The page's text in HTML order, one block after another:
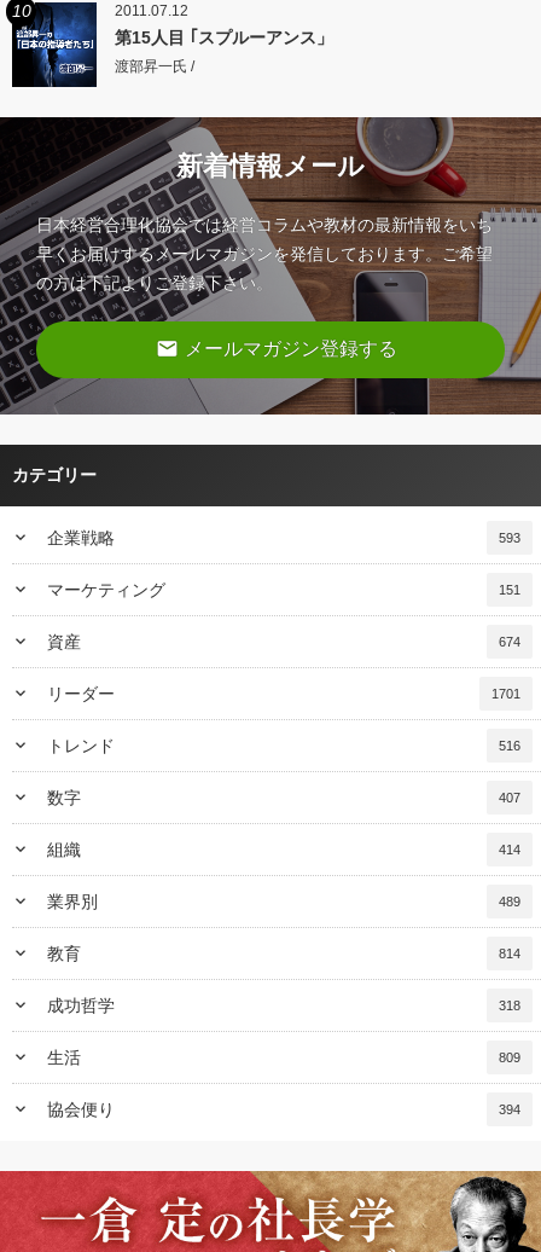
10 2011.07.12
第15人目 ｢スプルーアンス」
渡部昇一氏 /
新着情報メール
日本経営合理化協会では経営コラムや教材の最新情報をいち
早くお届けするメールマガジンを発信しております。ご希望
の方は下記よりご登録下さい。
email メールマガジン登録する
カテゴリー
keyboard_arrow_down 企業戦略 593
keyboard_arrow_down マーケティング 151
keyboard_arrow_down 資産 674
keyboard_arrow_down リーダー 1701
keyboard_arrow_down トレンド 516
keyboard_arrow_down 数字 407
keyboard_arrow_down 組織 414
keyboard_arrow_down 業界別 489
keyboard_arrow_down 教育 814
keyboard_arrow_down 成功哲学 318
keyboard_arrow_down 生活 809
keyboard_arrow_down 協会便り 394